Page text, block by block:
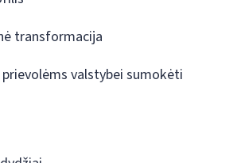
transformacija
prievolėms valstybei sumokėti